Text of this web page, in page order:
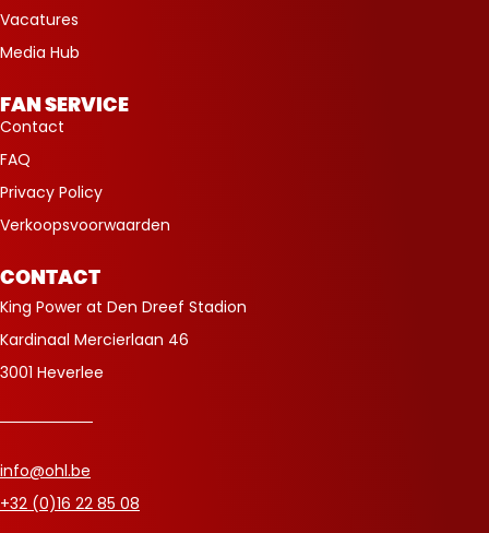
Vacatures
Media Hub
FAN SERVICE
Contact
FAQ
Privacy Policy
Verkoopsvoorwaarden
CONTACT
King Power at Den Dreef Stadion
Kardinaal Mercierlaan 46
3001 Heverlee
info@ohl.be
+32 (0)16 22 85 08